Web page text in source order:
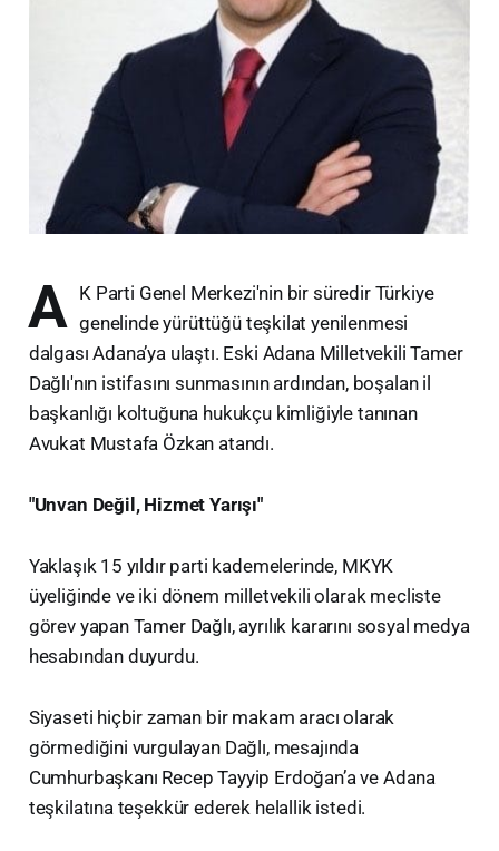
A K Parti Genel Merkezi'nin bir süredir Türkiye
genelinde yürüttüğü teşkilat yenilenmesi
dalgası Adana’ya ulaştı. Eski Adana Milletvekili Tamer
Dağlı'nın istifasını sunmasının ardından, boşalan il
başkanlığı koltuğuna hukukçu kimliğiyle tanınan
Avukat Mustafa Özkan atandı.
"Unvan Değil, Hizmet Yarışı"
Yaklaşık 15 yıldır parti kademelerinde, MKYK
üyeliğinde ve iki dönem milletvekili olarak mecliste
görev yapan Tamer Dağlı, ayrılık kararını sosyal medya
hesabından duyurdu.
Siyaseti hiçbir zaman bir makam aracı olarak
görmediğini vurgulayan Dağlı, mesajında
Cumhurbaşkanı Recep Tayyip Erdoğan’a ve Adana
teşkilatına teşekkür ederek helallik istedi.